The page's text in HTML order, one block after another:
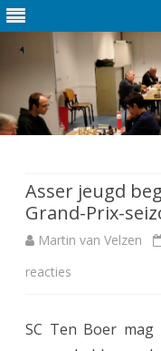
Asser jeugd
Grand-Prix-
Martin van Velzen
reacties
A
SC Ten Boer